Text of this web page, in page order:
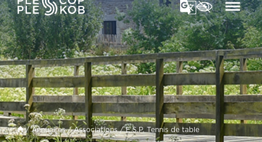
/Annuaires/Associations/ E.S.P. Tennis de table